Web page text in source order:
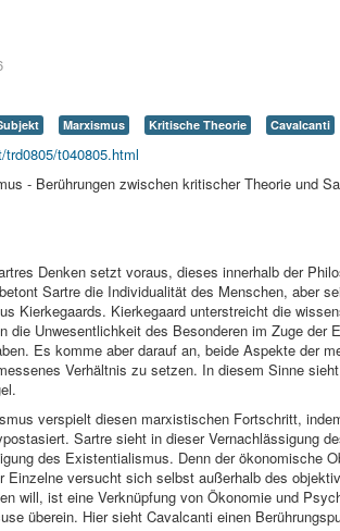
Marxismus Kritische Theorie Cavalcanti
t040805.html
- Berührungen zwischen kritischer Theorie und
Denken setzt voraus, dieses innerhalb der
Sartre die Individualität des Menschen, aber
Kierkegaards. Kierkegaard unterstreicht die
die Unwesentlichkeit des Besonderen im Zuge der
Es komme aber darauf an, beide Aspekte der
Verhältnis zu setzen. In diesem Sinne
verspielt diesen marxistischen Fortschritt,
Sartre sieht in dieser Vernachlässigung
des Existentialismus. Denn der ökonomische
Einzelne versucht sich selbst außerhalb des
will, ist eine Verknüpfung von Ökonomie und
überein. Hier sieht Cavalcanti einen